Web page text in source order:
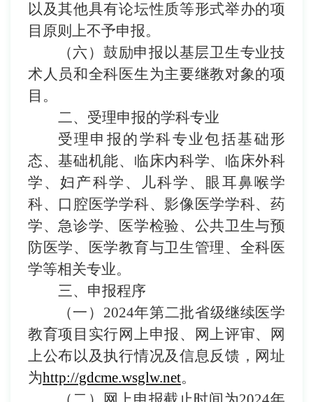
以及其他具有论坛性质等形式举办的项
目原则上不予申报。
（六） 鼓励申报以基层卫生专业技
术人员和全科医生为主要继教对象的项
目。
二、受理申报的学科专业
受理申报的学科专业包括基础形
态、基础机能、临床内科学、临床外科
学、妇产科学、儿科学、眼耳鼻喉学
科、口腔医学学科、影像医学学科、药
学、急诊学、医学检验、公共卫生与预
防医学、医学教育与卫生管理、全科医
学等相关专业。
三、申报程序
（一 ） 2024年第二批省级继续医学
教育项目实行网上申报、网上评审、
网
上公布 以及执行情况及信息反馈 ， 网址
为http://gdcme.wsglw.net。